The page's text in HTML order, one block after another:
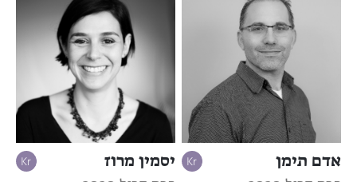
אדם תימן יסמין מרוז